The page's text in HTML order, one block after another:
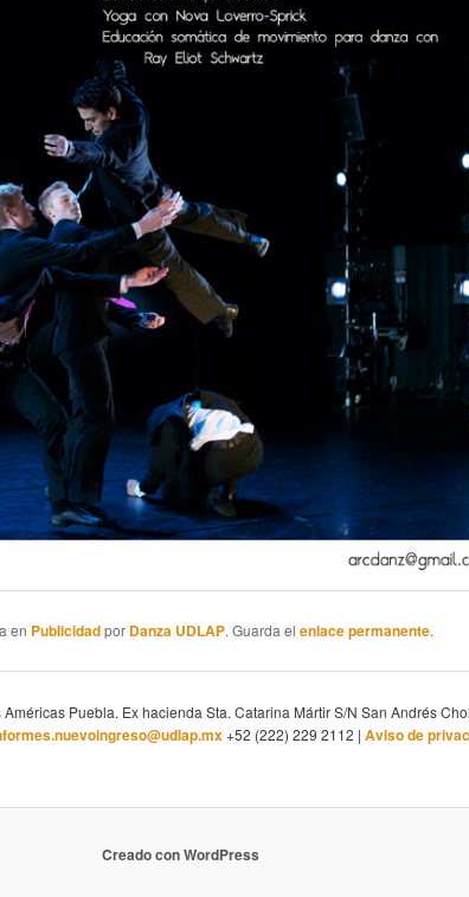
en Publicidadpor Danza UDLAP. Guarda el enlace permanente.
Puebla. Ex hacienda Sta. Catarina Mártir S/N San Andrés
+52 (222) 229 2112 | Aviso de
Creado con WordPress